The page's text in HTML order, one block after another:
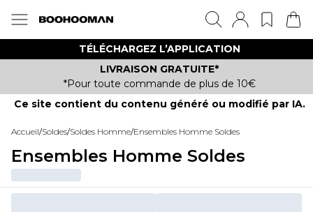
TÉLÉCHARGEZ L’APPLICATION
LIVRAISON GRATUITE*
*Pour toute commande de plus de 10€
Ce site contient du contenu généré ou modifié par IA.
Accueil/Soldes/Soldes Homme/Ensembles Homme Soldes
Ensembles Homme Soldes